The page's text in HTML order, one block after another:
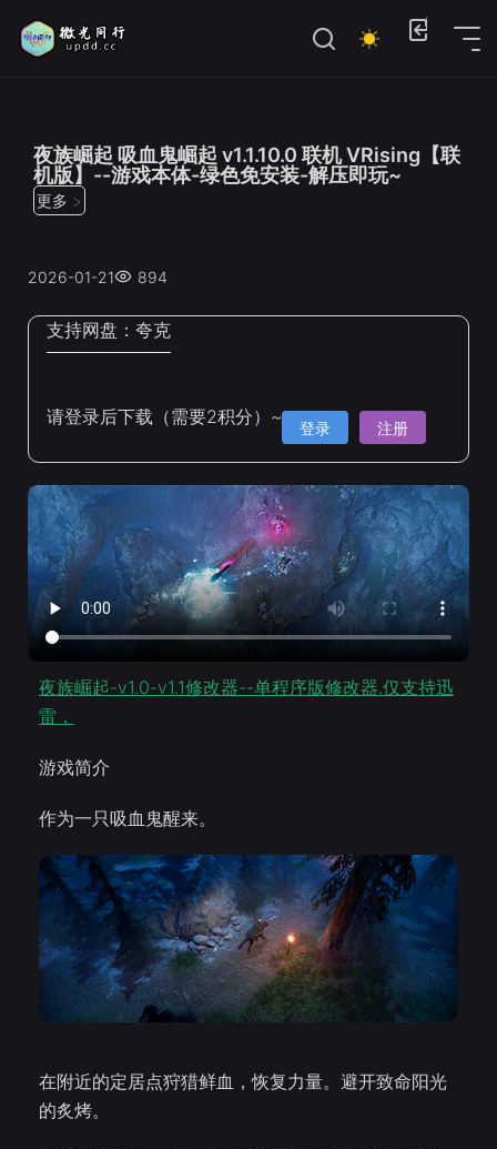
夜族崛起 吸血鬼崛起 v1.1.10.0 联机 VRising【联
机版】--游戏本体-绿色免安装-解压即玩~
更多 >
2026-01-21 894
支持网盘： 夸克
请登录后下载（需要2积分）~ 登录 注册
夜族崛起-v1.0-v1.1修改器--单程序版修改器.仅支持迅
雷，
游戏简介
作为一只吸血鬼醒来。
在附近的定居点狩猎鲜血，恢复力量。避开致命阳光
的炙烤。